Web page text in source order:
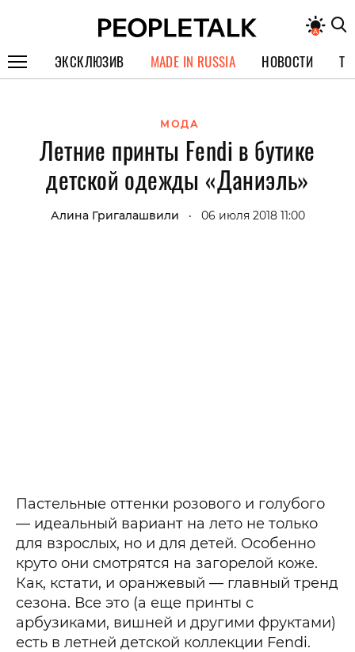
ЭКСКЛЮЗИВ
ИНТЕРВЬЮ
ПОКОЛЕНИЕ
MADE IN RUSSIA НОВОСТИ
МОДА
Летние принты Fendi в бутике
детской одежды «Даниэль»
Алина Григалашвили • 06 июля 2018 11:00
Пастельные оттенки розового и голубого
— идеальный вариант на лето не только
для взрослых, но и для детей. Особенно
круто они смотрятся на загорелой коже.
Как, кстати, и оранжевый — главный тренд
сезона. Все это (а еще принты с
арбузиками, вишней и другими фруктами)
есть в летней детской коллекции Fendi.